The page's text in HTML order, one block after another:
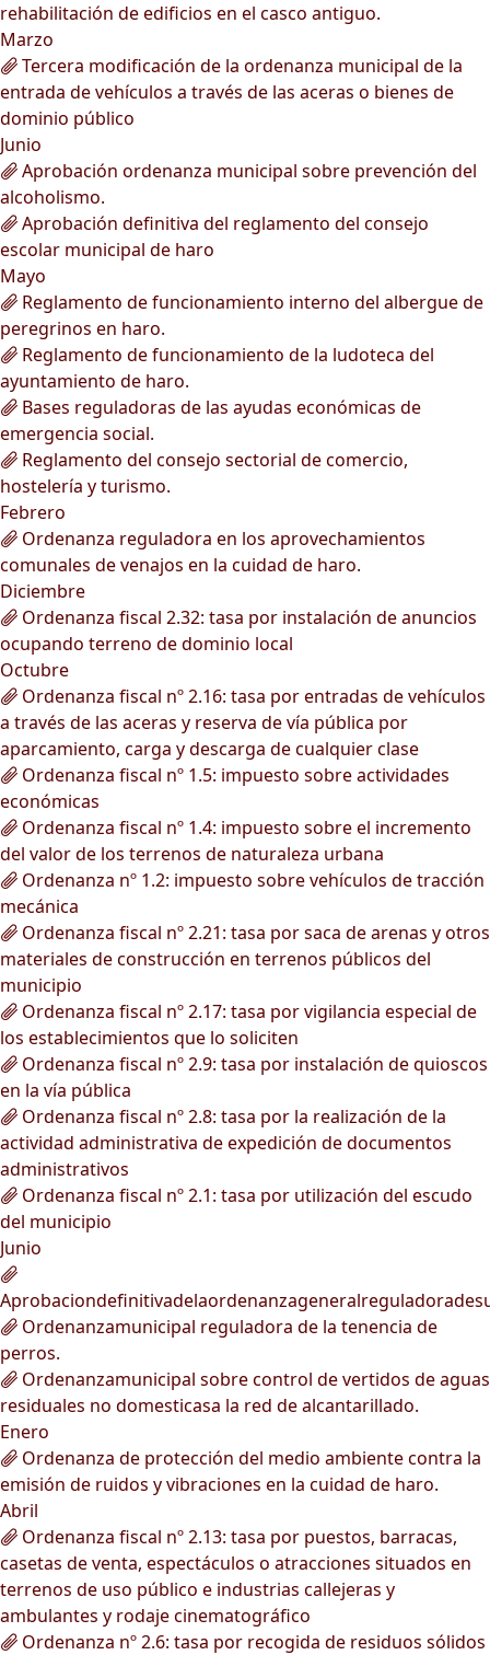
rehabilitación de edificios en el casco antiguo.
Marzo
Tercera modificación de la ordenanza municipal de la
entrada de vehículos a través de las aceras o bienes de
dominio público
Junio
Aprobación ordenanza municipal sobre prevención del
alcoholismo.
Aprobación definitiva del reglamento del consejo
escolar municipal de haro
Mayo
Reglamento de funcionamiento interno del albergue de
peregrinos en haro.
Reglamento de funcionamiento de la ludoteca del
ayuntamiento de haro.
Bases reguladoras de las ayudas económicas de
emergencia social.
Reglamento del consejo sectorial de comercio,
hostelería y turismo.
Febrero
Ordenanza reguladora en los aprovechamientos
comunales de venajos en la cuidad de haro.
Diciembre
Ordenanza fiscal 2.32: tasa por instalación de anuncios
ocupando terreno de dominio local
Octubre
Ordenanza fiscal nº 2.16: tasa por entradas de vehículos
a través de las aceras y reserva de vía pública por
aparcamiento, carga y descarga de cualquier clase
Ordenanza fiscal nº 1.5: impuesto sobre actividades
económicas
Ordenanza fiscal nº 1.4: impuesto sobre el incremento
del valor de los terrenos de naturaleza urbana
Ordenanza nº 1.2: impuesto sobre vehículos de tracción
mecánica
Ordenanza fiscal nº 2.21: tasa por saca de arenas y otros
materiales de construcción en terrenos públicos del
municipio
Ordenanza fiscal nº 2.17: tasa por vigilancia especial de
los establecimientos que lo soliciten
Ordenanza fiscal nº 2.9: tasa por instalación de quioscos
en la vía pública
Ordenanza fiscal nº 2.8: tasa por la realización de la
actividad administrativa de expedición de documentos
administrativos
Ordenanza fiscal nº 2.1: tasa por utilización del escudo
del municipio
Junio
Ordenanzamunicipal reguladora de la tenencia de
perros.
Ordenanzamunicipal sobre control de vertidos de aguas
residuales no domesticasa la red de alcantarillado.
Enero
Ordenanza de protección del medio ambiente contra la
emisión de ruidos y vibraciones en la cuidad de haro.
Abril
Ordenanza fiscal nº 2.13: tasa por puestos, barracas,
casetas de venta, espectáculos o atracciones situados en
terrenos de uso público e industrias callejeras y
ambulantes y rodaje cinematográfico
Ordenanza nº 2.6: tasa por recogida de residuos sólidos